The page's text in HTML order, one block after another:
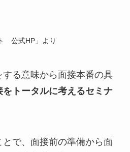
公式HP」より
る意味から面接本番の具
をトータルに考えるセミナ
で、面接前の準備から面